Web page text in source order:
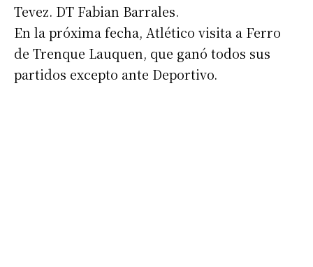
Tevez. DT Fabian Barrales.
En la próxima fecha, Atlético visita a Ferro
de Trenque Lauquen, que ganó todos sus
partidos excepto ante Deportivo.